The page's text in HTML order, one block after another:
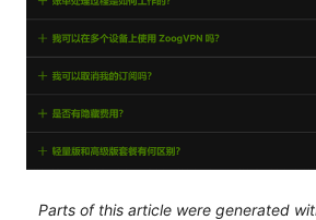
Parts of this article were generated